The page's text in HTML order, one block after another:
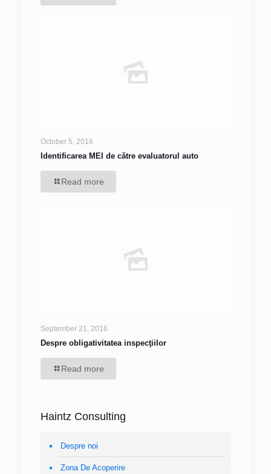
October 5, 2016
Identificarea MEI de către evaluatorul auto
Read more
September 21, 2016
Despre obligativitatea inspecţiilor
Read more
Haintz Consulting
Despre noi
Zona De Acoperire